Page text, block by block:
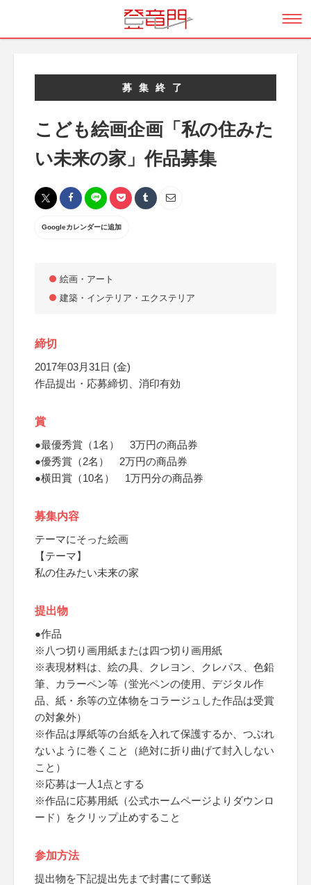
募集終了
こども絵画企画「私の住みた
い未来の家」作品募集
Googleカレンダーに追加
絵画・アート
建築・インテリア・エクステリア
締切
2017年03月31日 (金)
作品提出・応募締切、消印有効
賞
●最優秀賞（1名） 3万円の商品券
●優秀賞（2名） 2万円の商品券
●横田賞（10名） 1万円分の商品券
募集内容
テーマにそった絵画
【テーマ】
私の住みたい未来の家
提出物
●作品
※八つ切り画用紙または四つ切り画用紙
※表現材料は、絵の具、クレヨン、クレパス、色鉛
筆、カラーペン等（蛍光ペンの使用、デジタル作
品、紙・糸等の立体物をコラージュした作品は受賞
の対象外）
※作品は厚紙等の台紙を入れて保護するか、つぶれ
ないように巻くこと（絶対に折り曲げて封入しない
こと）
※応募は一人1点とする
※作品に応募用紙（公式ホームページよりダウンロ
ード）をクリップ止めすること
参加方法
提出物を下記提出先まで封書にて郵送